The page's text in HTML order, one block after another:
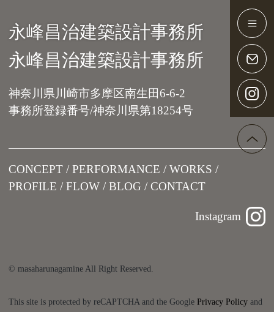
Main Navigation
永峰昌治建築設計事務所
永峰昌治建築設計事務所
神奈川県川崎市多摩区南生田6-6-2
事務所登録番号/神奈川県第18254号
CONCEPT PERFORMANCE
WORKS
PROFILE
FLOW BLOG CONTACT
Instagram
© masaharunagamine All Right Reserved.
This site is protected by reCAPTCHA and the GooglePrivacy Policy and